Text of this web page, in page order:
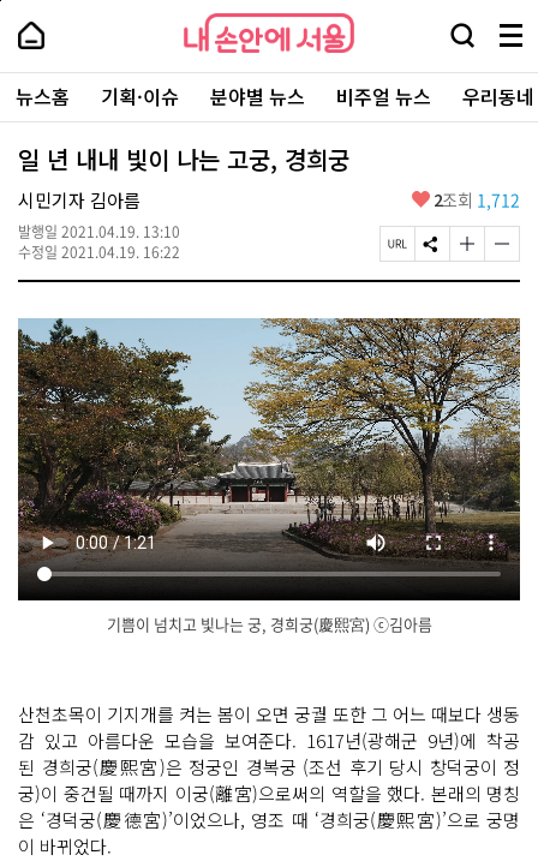
본
로
가
내
손
안
에
서
울
-
서
울
시
대
표
소
포
털
내
손
에
울
검
창
열
기
메
뉴
전
체
보
주
요
서
뉴스홈 기획·이슈 분야별 뉴스 비주얼 뉴스 우리동
일 년 내내 빛이 나는 고궁, 경희궁
시민기자 김아름
발행일 2021.04.19. 13:10
수정일 2021.04.19. 16:22
좋
요
2조회 1,712
페
이
U
R
L
복
사
S
N
공
유
하
기
글
자
기
크
게
변
경
하
기
글
자
기
작
게
변
경
하
기
기쁨이 넘치고 빛나는 궁, 경희궁(慶熙宮) ⓒ김아름
산천초목이 기지개를 켜는 봄이 오면 궁궐 또한 그 어느 때보다 생동
감 있고 아름다운 모습을 보여준다. 1617년(광해군 9년)에 착공
된 경희궁(慶熙宮)은 정궁인 경복궁 (조선 후기 당시 창덕궁이 정
궁)이 중건될 때까지 이궁(離宮)으로써의 역할을 했다. 본래의 명칭
은 ‘경덕궁(慶德宮)’이었으나, 영조 때 ‘경희궁(慶熙宮)’으로 궁명
이 바뀌었다.
페
상
단
로